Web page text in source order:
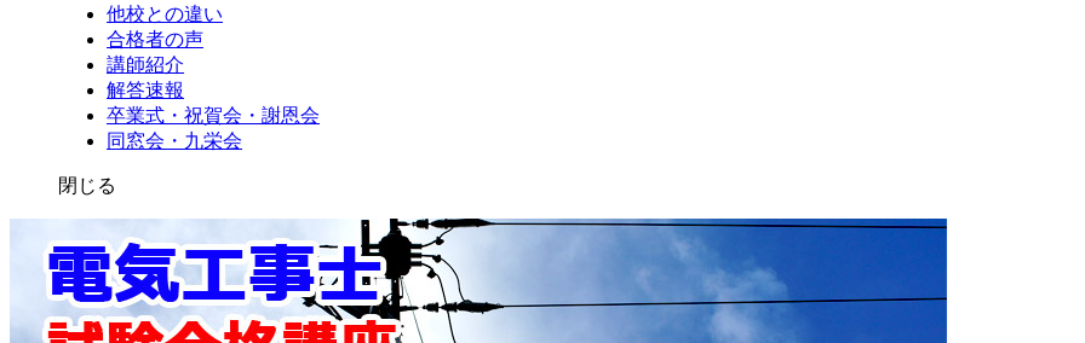
他校との違い
合格者の声
講師紹介
解答速報
卒業式・祝賀会・謝恩会
同窓会・九栄会
閉じる